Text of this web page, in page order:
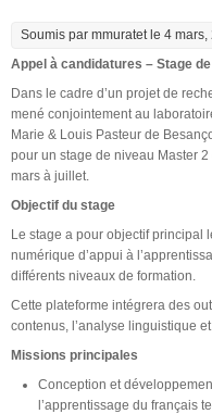
Soumis par mmuratetle 4 mars,
Appel à candidatures – Stage
Dans le cadre d’un projet de
mené conjointement au
Marie & Louis Pasteur de
pour un stage de niveau Master
mars à juillet.
Objectif du stage
Le stage a pour objectif principal
numérique d’appui à
différents niveaux de formation.
Cette plateforme intégrera des
contenus, l’analyse linguistique
Missions principales
Conception et
l’apprentissage du français